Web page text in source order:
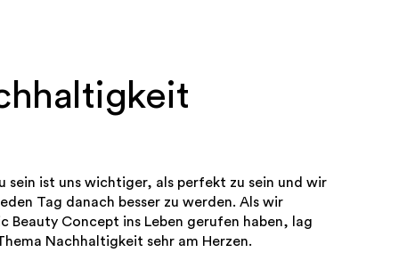
sein ist uns wichtiger, als perfekt zu sein und wir
Tag danach besser zu werden. Als wir
Beauty Concept ins Leben gerufen haben, lag
Nachhaltigkeit sehr am Herzen.